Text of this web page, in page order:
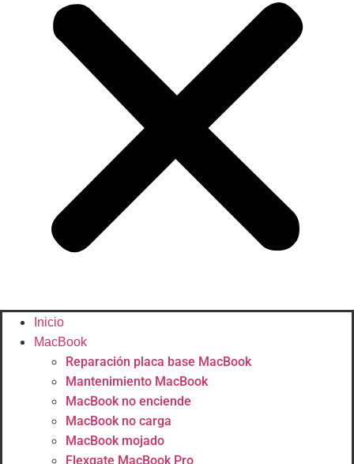
Inicio
MacBook
Reparación placa base MacBook
Mantenimiento MacBook
MacBook no enciende
MacBook no carga
MacBook mojado
Flexgate MacBook Pro